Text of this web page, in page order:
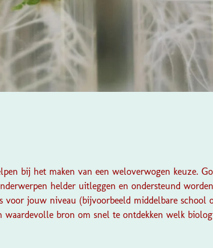
bij het maken van een weloverwogen keuze.
helder uitleggen en ondersteund
voor jouw niveau (bijvoorbeeld middelbare
bron om snel te ontdekken welk